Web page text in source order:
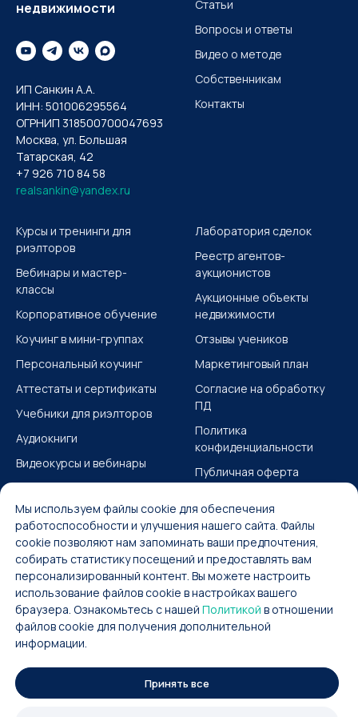
недвижимости
ИП Санкин А.А.
ИНН: 501006295564
ОГРНИП 318500700047693
Москва, ул. Большая
Татарская, 42
+7 926 710 84 58
realsankin@yandex.ru
Статьи
Вопросы и ответы
Видео о методе
Собственникам
Контакты
Курсы и тренинги для
риэлторов
Вебинары и мастер-
классы
Корпоративное обучение
Коучинг в мини-группах
Персональный коучинг
Аттестаты и сертификаты
Учебники для риэлторов
Аудиокниги
Видеокурсы и вебинары
Учебные материалы
Лаборатория сделок
Реестр агентов-
аукционистов
Аукционные объекты
недвижимости
Отзывы учеников
Маркетинговый план
Согласие на обработку
ПД
Политика
конфиденциальности
Публичная оферта
ИМ
Карта сайта
Strategit
2023 © Аукционный метод продажи
Санкина
Мы используем файлы cookie для обеспечения
работоспособности и улучшения нашего сайта. Файлы
cookie позволяют нам запоминать ваши предпочтения,
собирать статистику посещений и предоставлять вам
персонализированный контент. Вы можете настроить
использование файлов cookie в настройках вашего
браузера. Ознакомьтесь с нашей Политикой в отношении
файлов cookie для получения дополнительной
информации.
Принять все